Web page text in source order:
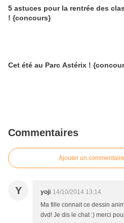
5 astuces pour la rentrée des
! {concours}
Cet été au Parc Astérix !
Commentaires
Ajouter un commentaire
Y yoji 14/10/2014 13:14
Ma fille connait ce dessin
dvd! Je dis le chat :) merci